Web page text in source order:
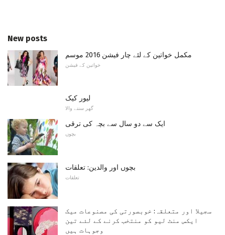
New posts
مکمل خواتین کے لئے چار فیشن 2016 موسم
خواتین کے فیشن
لیور کیک
گھر سننے والا
ایک سے دو سال سے بچہ کی ترقی
بچوں
بچوں اور والدین: تعلقات
تعلقات
سجیلا اور متعلقہ: خوبصورتی کی مصنوعات میک
ایکس منٹ لیو کو منتخب کرنے کے لئے تین
وجوہات ہیں